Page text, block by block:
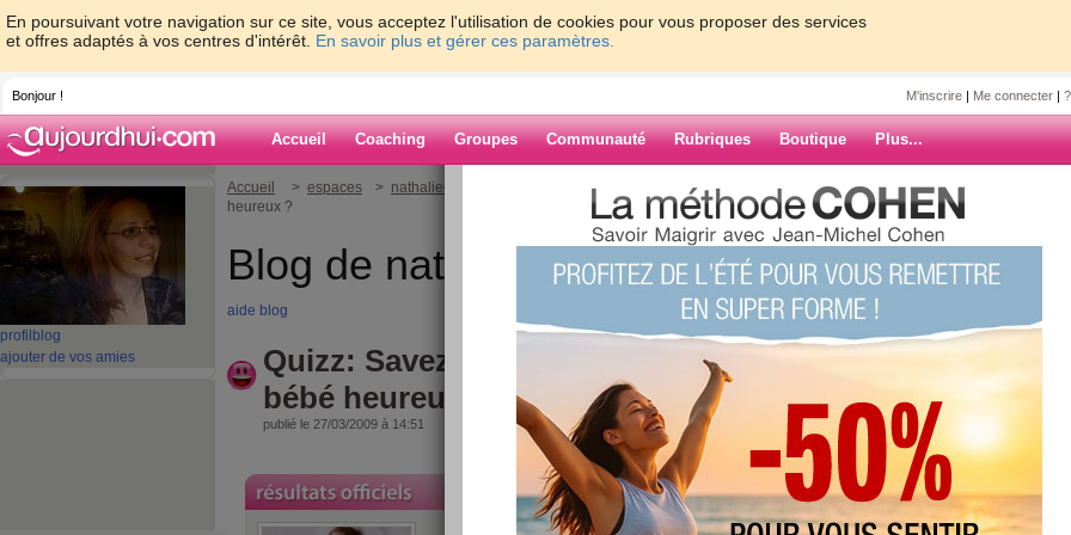
En poursuivant votre navigation sur ce site, vous acceptez l'utilisation de cookies pour vous proposer des services
et offres adaptés à vos centres d'intérêt. En savoir plus et gérer ces paramètres.
Bonjour ! M'inscrire | Me connecter |
Accueil Coaching Groupes Communauté Rubriques Boutique Plus...
profil blog
ajouter de vos amies
Accueil > espaces > nathalie04
> Quizz: Savez-vous rendre votre bébé
heureux ?
Blog de nathalie04
aide blog
Quizz: Savez-vous rendre votre
bébé heureux ?
publié le 27/03/2009 à 14:51
ARCHIVES